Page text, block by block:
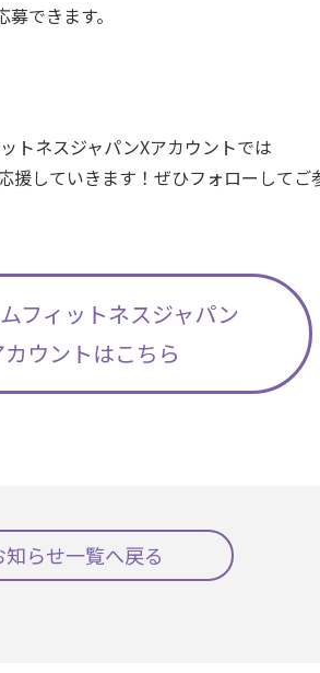
できます。
トネスジャパンXアカウントでは
援していきます！ぜひフォローしてご
フィットネスジャパン
カウントはこちら
知らせ一覧へ戻る